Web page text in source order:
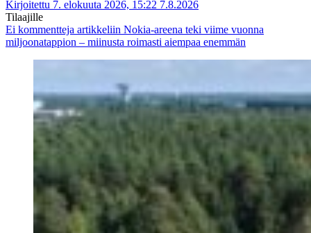
Kirjoitettu 7. elokuuta 2026, 15:22 7.8.2026
Tilaajille
Ei kommentteja artikkeliin Nokia-areena teki viime vuonna
miljoonatappion – miinusta roimasti aiempaa enemmän